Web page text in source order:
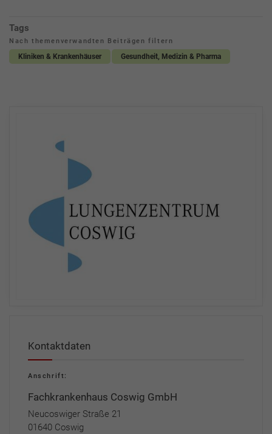
Tags
Nach themenverwandten Beiträgen filtern
Kliniken & Krankenhäuser Gesundheit, Medizin & Pharma
Kontaktdaten
Anschrift:
Fachkrankenhaus Coswig GmbH
Neucoswiger Straße 21
01640 Coswig